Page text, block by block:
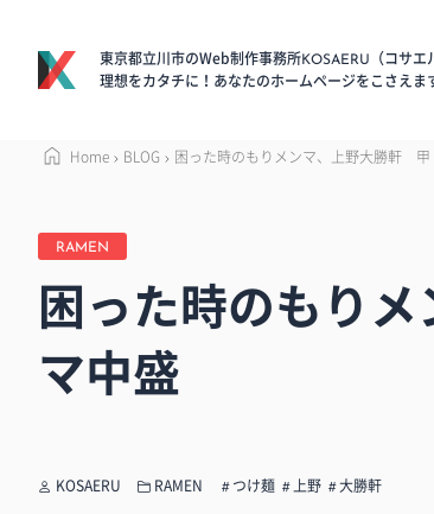
東京都立川市のWeb制作事務所KOSAERU
（コサエ
理想をカタチに！あなたのホームページをこさえま
Home BLOG 困った時のもりメンマ、上野大勝軒 甲
RAMEN
困った時のもり
マ中盛
KOSAERU RAMEN つけ麺 上野 大勝軒